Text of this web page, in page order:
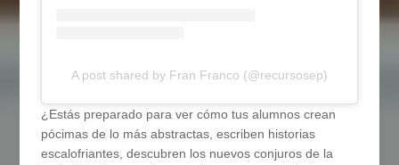
A post shared by Fran Franco (@recursosep)
¿Estás preparado para ver cómo tus alumnos crean
pócimas de lo más abstractas, escriben historias
escalofriantes, descubren los nuevos conjuros de la